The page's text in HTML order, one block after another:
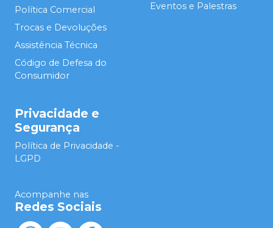
Política Comercial
Trocas e Devoluções
Assistência Técnica
Código de Defesa do
Consumidor
Eventos e Palestras
Privacidade e
Segurança
Política de Privacidade -
LGPD
Acompanhe nas
Redes Sociais